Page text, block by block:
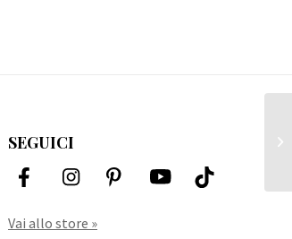
SEGUICI
Vai allo store »